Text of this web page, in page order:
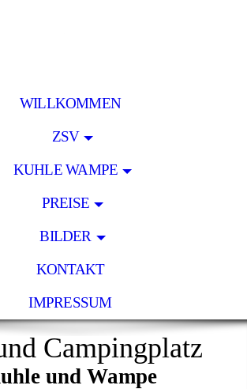
WILLKOMMEN
ZSV
KUHLE WAMPE
PREISE
BILDER
KONTAKT
IMPRESSUM
Campingplatz
und Wampe